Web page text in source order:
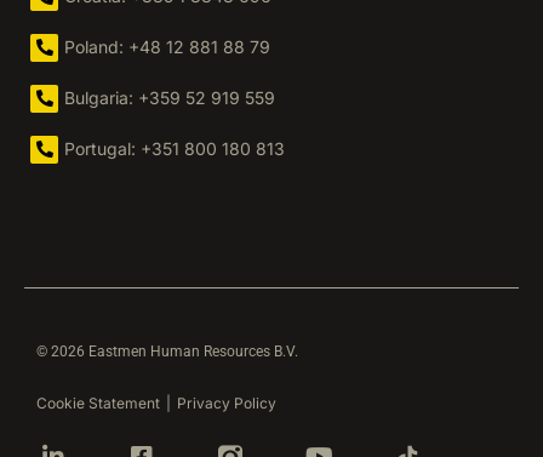
Croatia: +385 1 8848 696
Poland: +48 12 881 88 79
Bulgaria: +359 52 919 559
© 2026 Eastmen Human Resources B.V.
Cookie Statement Privacy Policy